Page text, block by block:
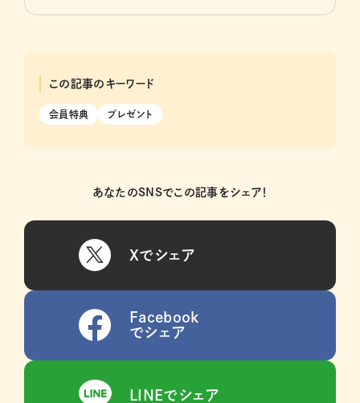
この記事のキーワード
会員特典 プレゼント
あなたのSNSでこの記事をシェア！
Xでシェア
Facebook
でシェア
LINEでシェア